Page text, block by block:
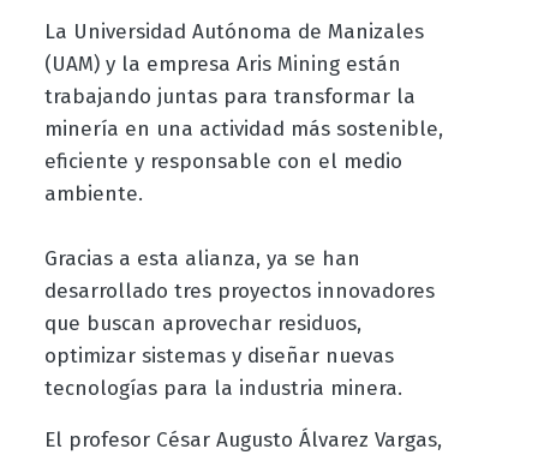
La Universidad Autónoma de Manizales
(UAM) y la empresa Aris Mining están
trabajando juntas para transformar la
minería en una actividad más sostenible,
eficiente y responsable con el medio
ambiente.
Gracias a esta alianza, ya se han
desarrollado tres proyectos innovadores
que buscan aprovechar residuos,
optimizar sistemas y diseñar nuevas
tecnologías para la industria minera.
El profesor César Augusto Álvarez Vargas,